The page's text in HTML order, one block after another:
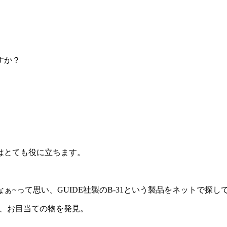
か？
ても役に立ちます。
~って思い、GUIDE社製のB-31という製品をネットで探し
お目当ての物を発見。